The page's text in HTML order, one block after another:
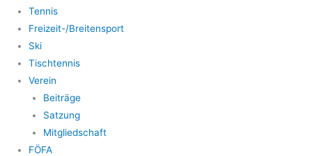
Tennis
Freizeit-/Breitensport
Ski
Tischtennis
Verein
Beiträge
Satzung
Mitgliedschaft
FÖFA